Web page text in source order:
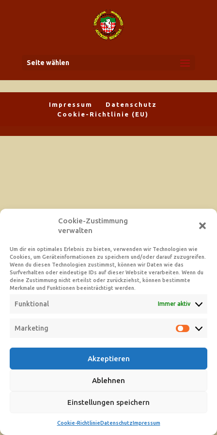
Cookie-Zustimmung
verwalten
Um dir ein optimales Erlebnis zu bieten, verwenden wir Technologien wie
Cookies, um Geräteinformationen zu speichern und/oder darauf zuzugreifen.
Wenn du diesen Technologien zustimmst, können wir Daten wie das
Surfverhalten oder eindeutige IDs auf dieser Website verarbeiten. Wenn du
deine Zustimmung nicht erteilst oder zurückziehst, können bestimmte
Merkmale und Funktionen beeinträchtigt werden.
Funktional Immer aktiv
Marketing
Marketing
Akzeptieren
Ablehnen
Einstellungen speichern
Cookie-RichtlinieDatenschutzImpressum
Seite wählen
Impressum
Datenschutz
Cookie-Richtlinie (EU)